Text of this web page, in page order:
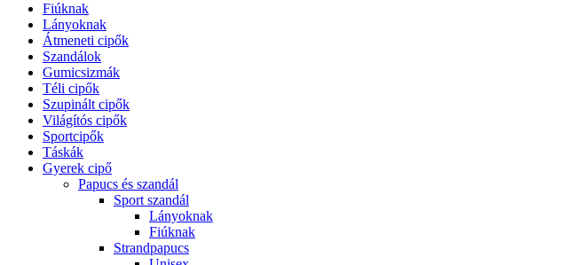
Fiúknak
Lányoknak
Átmeneti cipők
Szandálok
Gumicsizmák
Téli cipők
Szupinált cipők
Világítós cipők
Sportcipők
Táskák
Gyerek cipő
Papucs és szandál
Sport szandál
Lányoknak
Fiúknak
Strandpapucs